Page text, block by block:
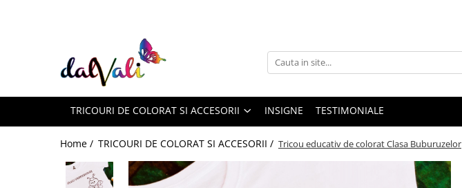
TRICOURI DE COLORAT SI ACCESORII
TRICOURI COPII
GENTI DE COLORAT
TRICOURI DE COLORAT SI ACCESORII INSIGNE TESTIMONIALE
Home / TRICOURI DE COLORAT SI ACCESORII / Tricou educativ de colorat Clasa Buburuzelor